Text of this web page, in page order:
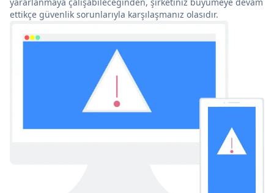
yararlanmaya çalışabileceğinden, şirketiniz büyümeye devam
ettikçe güvenlik sorunlarıyla karşılaşmanız olasıdır.